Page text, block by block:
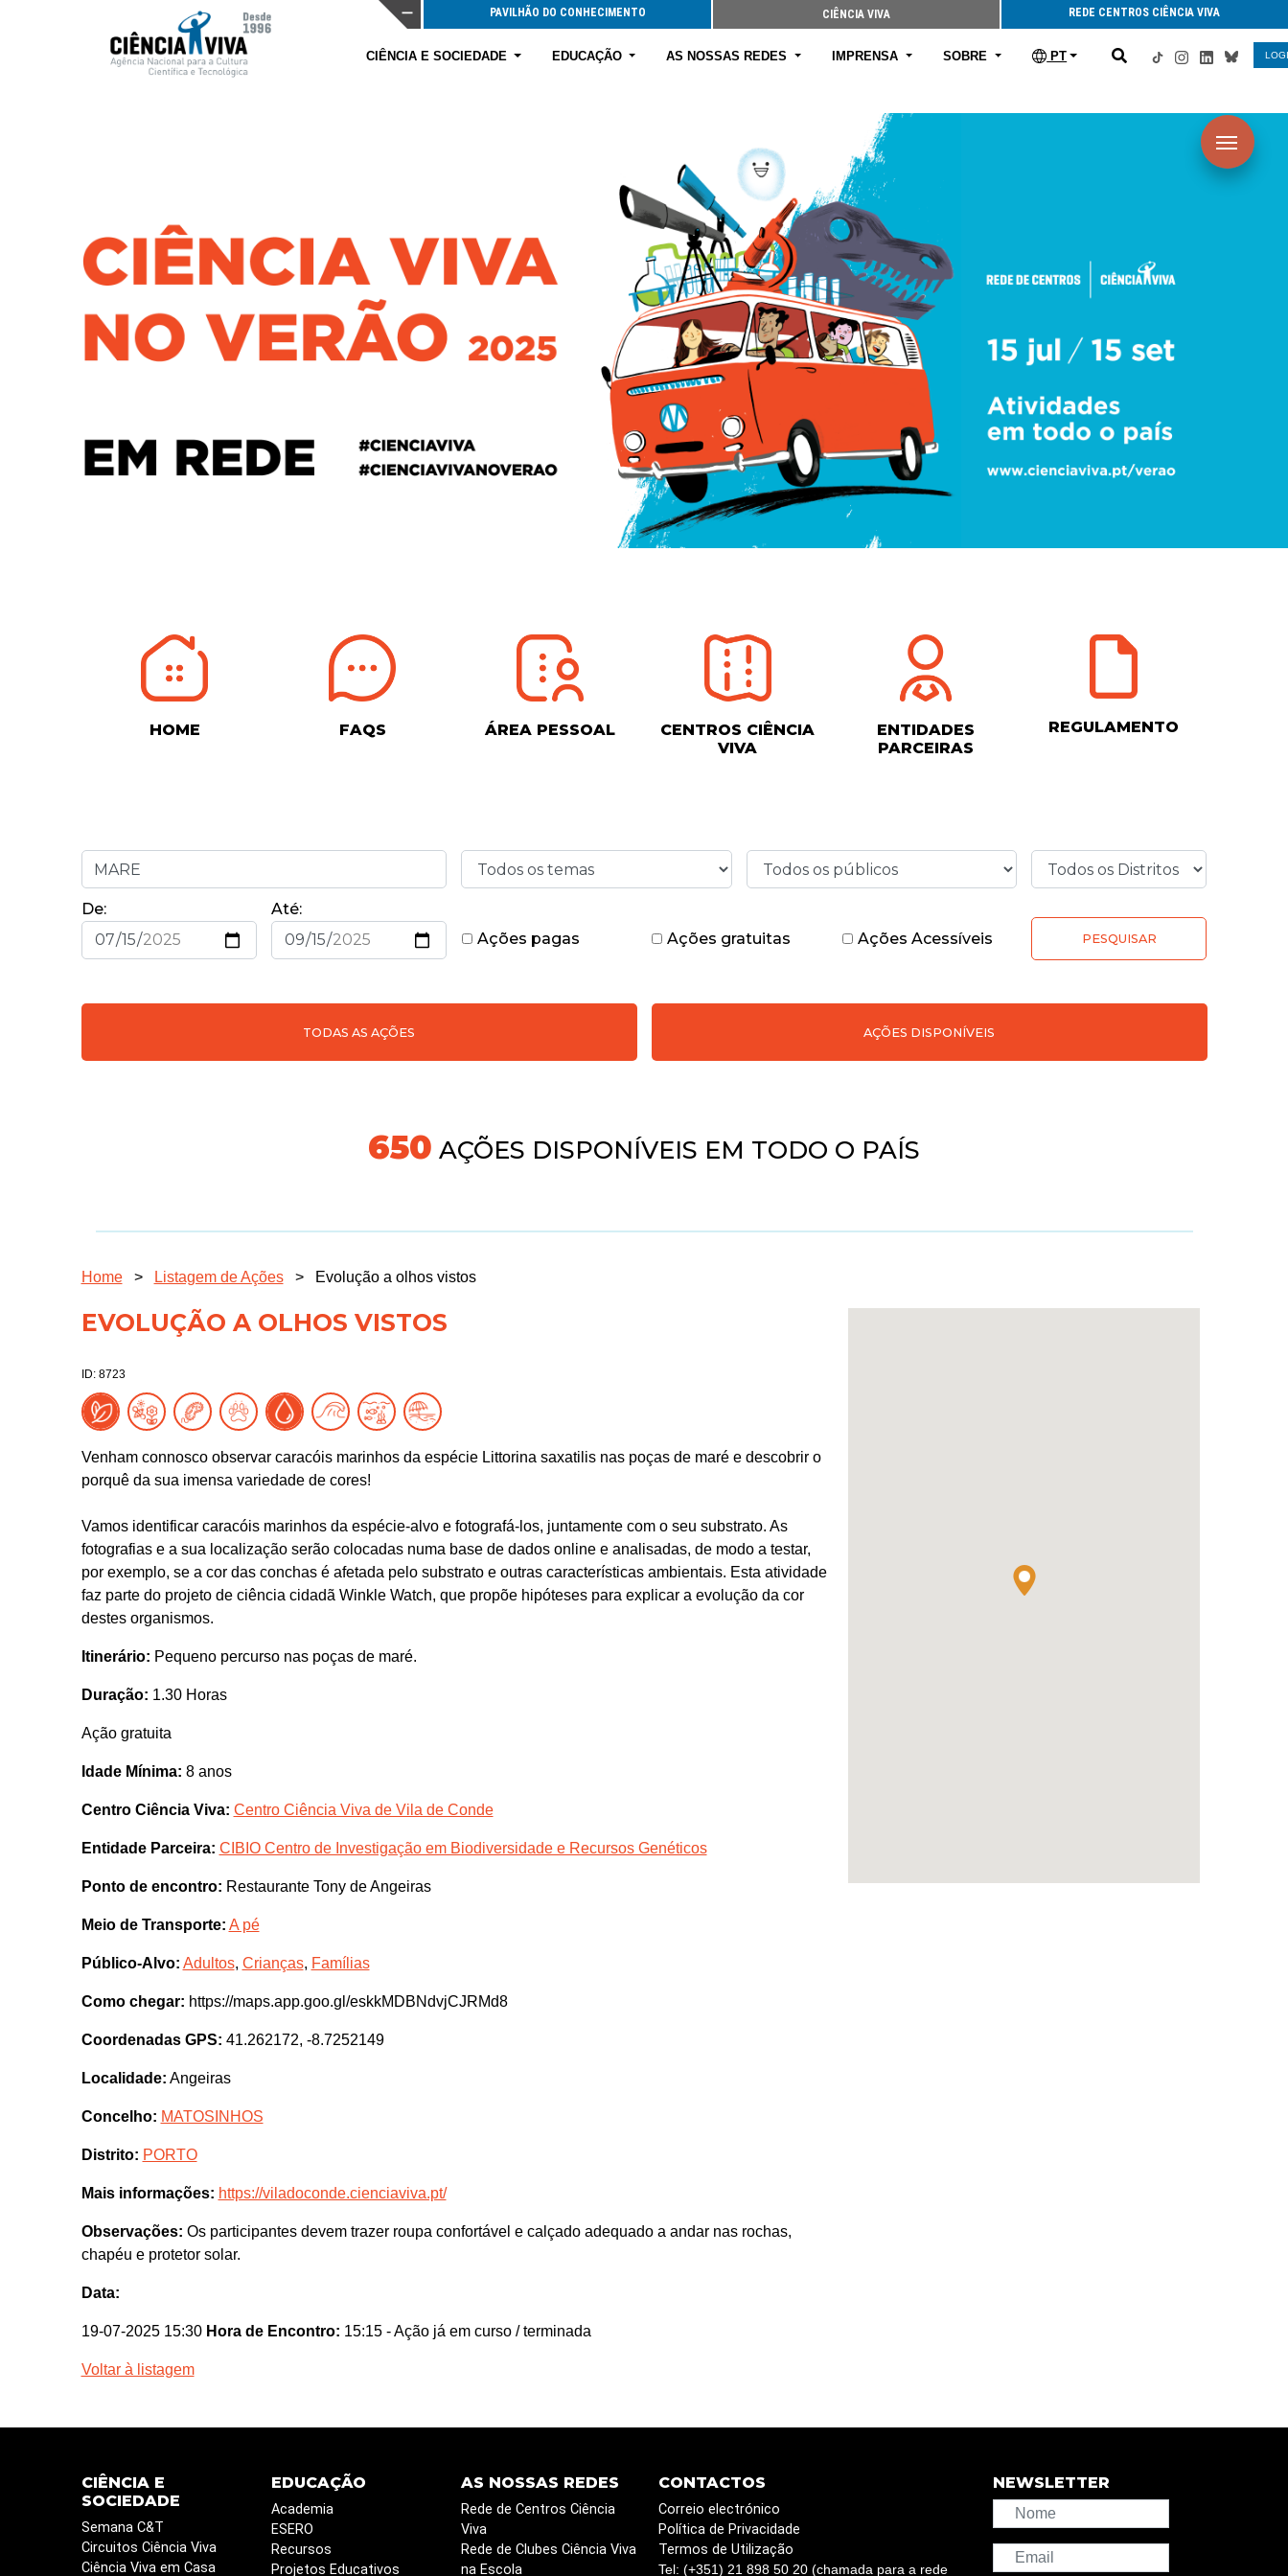
PAVILHÃO DO CONHECIMENTO CIÊNCIA VIVA REDE CENTROS CIÊNCIA VIVA
CIÊNCIA E SOCIEDADE EDUCAÇÃO AS NOSSAS REDES IMPRENSA SOBRE PT
HOME FAQS ÁREA PESSOAL
CENTROS CIÊNCIA
VIVA
ENTIDADES
PARCEIRAS
REGULAMENTO
De:
Até:
Ações pagas
Ações gratuitas Ações Acessíveis PESQUISAR
TODAS AS AÇÕES AÇÕES DISPONÍVEIS
718AÇÕES DISPONÍVEIS EM TODO O PAÍS
Home > Listagem de Ações > Evolução a olhos vistos
EVOLUÇÃO A OLHOS VISTOS
ID: 8723
Venham connosco observar caracóis marinhos da espécie Littorina saxatilis nas poças de maré e descobrir o
porquê da sua imensa variedade de cores!
Vamos identificar caracóis marinhos da espécie-alvo e fotografá-los, juntamente com o seu substrato. As
fotografias e a sua localização serão colocadas numa base de dados online e analisadas, de modo a testar,
por exemplo, se a cor das conchas é afetada pelo substrato e outras características ambientais. Esta atividade
faz parte do projeto de ciência cidadã Winkle Watch, que propõe hipóteses para explicar a evolução da cor
destes organismos.
Itinerário: Pequeno percurso nas poças de maré.
Duração: 1.30 Horas
Ação gratuita
Idade Mínima: 8 anos
Centro Ciência Viva: Centro Ciência Viva de Vila de Conde
Entidade Parceira: CIBIO Centro de Investigação em Biodiversidade e Recursos Genéticos
Ponto de encontro: Restaurante Tony de Angeiras
Meio de Transporte: A pé
Público-Alvo: Adultos, Crianças, Famílias
Como chegar: https://maps.app.goo.gl/eskkMDBNdvjCJRMd8
Coordenadas GPS: 41.262172, -8.7252149
Localidade: Angeiras
Concelho: MATOSINHOS
Distrito: PORTO
Mais informações: https://viladoconde.cienciaviva.pt/
Observações: Os participantes devem trazer roupa confortável e calçado adequado a andar nas rochas,
chapéu e protetor solar.
Data:
19-07-2025 15:30 Hora de Encontro: 15:15 - Ação já em curso / terminada
Voltar à listagem
CIÊNCIA E
SOCIEDADE
Semana C&T
Circuitos Ciência Viva
Ciência Viva em Casa
EDUCAÇÃO
Academia
ESERO
Recursos
Projetos Educativos
AS NOSSAS REDES
Rede de Centros Ciência
Viva
Rede de Clubes Ciência Viva
na Escola
CONTACTOS
Correio electrónico
Política de Privacidade
Termos de Utilização
Tel: (+351) 21 898 50 20 (chamada para a rede
NEWSLETTER